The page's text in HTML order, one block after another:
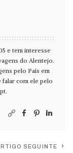
e tem interesse
do Alentejo.
pelo País em
falar com ele pelo
.
SEGUINTE